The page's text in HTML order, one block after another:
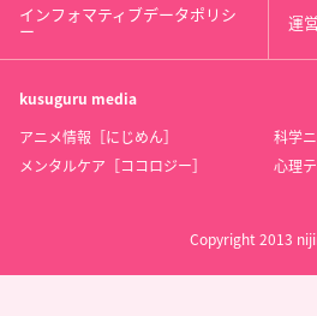
インフォマティブデータポリシ
ー 運
kusuguru media
アニメ情報［にじめん］
科学
メンタルケア［ココロジー］
心理
Copyright 2013